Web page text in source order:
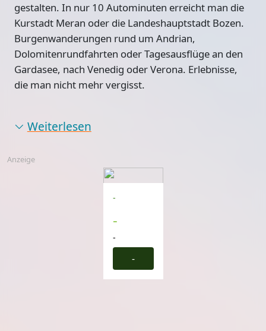
gestalten. In nur 10 Autominuten erreicht man die
Kurstadt Meran oder die Landeshauptstadt Bozen.
Burgenwanderungen rund um Andrian,
Dolomitenrundfahrten oder Tagesausflüge an den
Gardasee, nach Venedig oder Verona. Erlebnisse,
die man nicht mehr vergisst.
Weiterlesen
Anzeige
-
-
-
-